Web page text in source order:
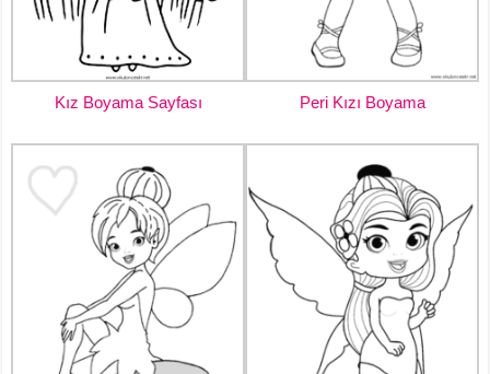
Kız Boyama Sayfası Peri Kızı Boyama